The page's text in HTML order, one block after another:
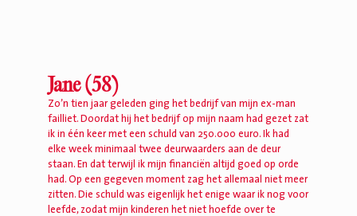
Jane (58)
Zo’n tien jaar geleden ging het bedrijf van mijn ex-man
failliet. Doordat hij het bedrijf op mijn naam had gezet zat
ik in één keer met een schuld van 250.000 euro. Ik had
elke week minimaal twee deurwaarders aan de deur
staan. En dat terwijl ik mijn financiën altijd goed op orde
had. Op een gegeven moment zag het allemaal niet meer
zitten. Die schuld was eigenlijk het enige waar ik nog voor
leefde, zodat mijn kinderen het niet hoefde over te